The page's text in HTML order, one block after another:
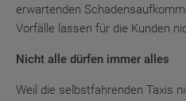
erwartenden
Vorfälle lassen für die Kunden
Nicht alle dürfen immer alles
Weil die selbstfahrenden Taxis